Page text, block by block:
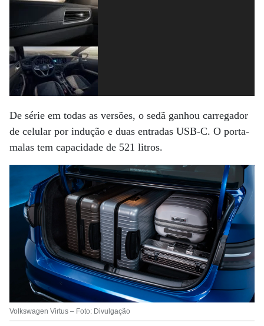
De série em todas as versões, o sedã ganhou carregador
de celular por indução e duas entradas USB-C. O porta-
malas tem capacidade de 521 litros.
Volkswagen Virtus – Foto: Divulgação